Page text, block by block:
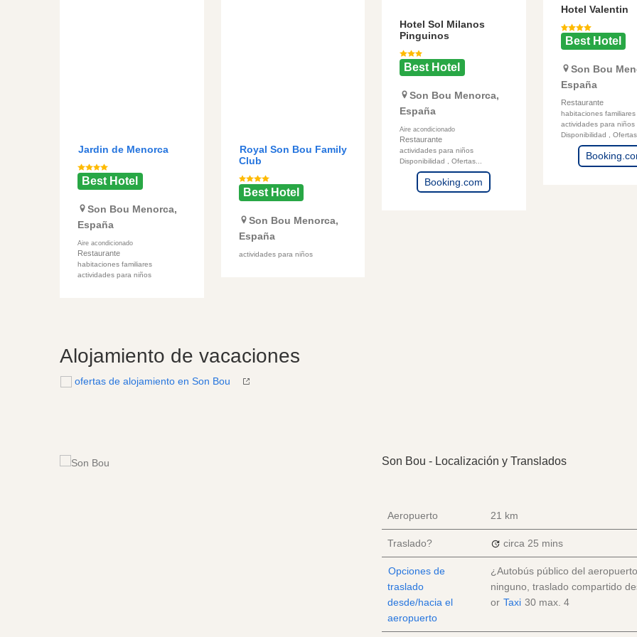
Jardin de Menorca
Best Hotel
Son Bou Menorca,
España
Aire acondicionado
Restaurante
habitaciones familiares
actividades para niños
Royal Son Bou Family
Club
Best Hotel
Son Bou Menorca,
España
actividades para niños
Hotel Sol Milanos
Pinguinos
Best Hotel
Son Bou Menorca,
España
Aire acondicionado
Restaurante
actividades para niños
Disponibilidad , Ofertas...
Booking.com
Hotel Valentin
Best Hotel
Son Bou
España
Restaurante
habitaciones familiares
actividades para niños
Disponibilidad ,
Alojamiento de vacaciones
ofertas de alojamiento en Son Bou
Son Bou - Localización y Translados
Aeropuerto 21 km
Traslado? circa 25 mins
Opciones de
traslado
desde/hacia el
aeropuerto
¿Autobús público del
ninguno, traslado compartido
or Taxi 30 max. 4